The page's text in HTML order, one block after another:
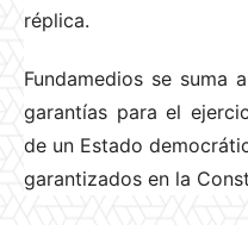
réplica.
Fundamedios se suma
garantías para el
de un Estado
garantizados en la